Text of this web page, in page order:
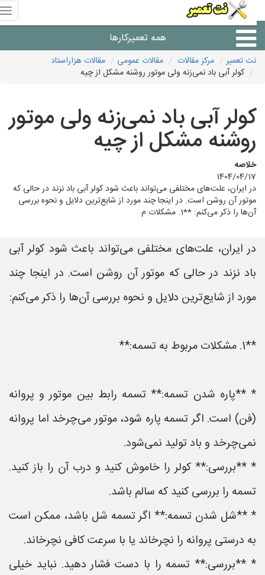
همه تعمیرکارها
شرکت های تعمیرات لوازم
نت تعمیر مرکز مقالات مقالات عمومی
مقالات هزاراستاد
کولر آبی باد نمی‌زنه ولی موتور روشنه مشکل از چیه
کولر آبی باد نمی‌زنه ولی موتور
روشنه مشکل از چیه
خلاصه
1404/04/17
در ایران، علت‌های مختلفی می‌تواند باعث شود کولر آبی باد نزند در حالی که
موتور آن روشن است. در اینجا چند مورد از شایع‌ترین دلایل و نحوه بررسی
آن‌ها را ذکر می‌کنم: **1. مشکلات م
در ایران، علت‌های مختلفی می‌تواند باعث شود کولر آبی
باد نزند در حالی که موتور آن روشن است. در اینجا چند
مورد از شایع‌ترین دلایل و نحوه بررسی آن‌ها را ذکر می‌کنم:
**1. مشکلات مربوط به تسمه:**
* **پاره شدن تسمه:** تسمه رابط بین موتور و پروانه
(فن) است. اگر تسمه پاره شود، موتور می‌چرخد اما پروانه
نمی‌چرخد و باد تولید نمی‌شود.
* **بررسی:** کولر را خاموش کنید و درب آن را باز کنید.
تسمه را بررسی کنید که سالم باشد.
* **شل شدن تسمه:** اگر تسمه شل باشد، ممکن است
به درستی پروانه را نچرخاند یا با سرعت کافی نچرخاند.
* **بررسی:** تسمه را با دست فشار دهید. نباید خیلی